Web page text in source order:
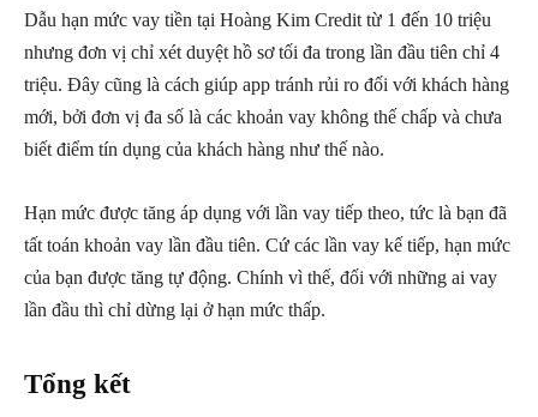
Dẫu hạn mức vay tiền tại Hoàng Kim Credit từ 1 đến 10 triệu
nhưng đơn vị chỉ xét duyệt hồ sơ tối đa trong lần đầu tiên chỉ 4
triệu. Đây cũng là cách giúp app tránh rủi ro đối với khách hàng
mới, bởi đơn vị đa số là các khoản vay không thế chấp và chưa
biết điểm tín dụng của khách hàng như thế nào.
Hạn mức được tăng áp dụng với lần vay tiếp theo, tức là bạn đã
tất toán khoản vay lần đầu tiên. Cứ các lần vay kế tiếp, hạn mức
của bạn được tăng tự động. Chính vì thế, đối với những ai vay
lần đầu thì chỉ dừng lại ở hạn mức thấp.
Tổng kết